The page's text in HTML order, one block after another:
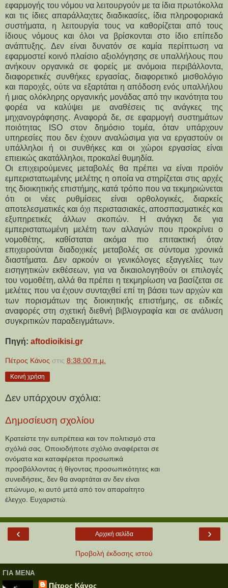
εφαρμογής του νόμου να λειτουργούν με τα ίδια πρωτόκολλα
και τις ίδιες απαράλλαχτες διαδικασίες, ίδια πληροφοριακά
συστήματα, η λειτουργία τους να καθορίζεται από τους
ίδιους νόμους και όλοι να βρίσκονται στο ίδιο επίπεδο
ανάπτυξης. Δεν είναι δυνατόν σε καμία περίπτωση να
εφαρμοστεί κοινό πλαίσιο αξιολόγησης σε υπαλλήλους που
ανήκουν οργανικά σε φορείς με ανόμοια περιβάλλοντα,
διαφορετικές συνθήκες εργασίας, διαφορετικό μισθολόγιο
και παροχές, ούτε να εξαρτάται η απόδοση ενός υπαλλήλου
ή μιας ολόκληρης οργανικής μονάδας από την ικανότητα του
φορέα να καλύψει με αναθέσεις τις ανάγκες της
μηχανογράφησης. Αναφορά δε, σε εφαρμογή συστημάτων
ποιότητας ISO στον δημόσιο τομέα, όταν υπάρχουν
υπηρεσίες που δεν έχουν αναλώσιμα για να εργαστούν οι
υπάλληλοι ή οι συνθήκες και οι χώροι εργασίας είναι
επιεικώς ακατάλληλοι, προκαλεί θυμηδία.
Οι επιχειρούμενες μεταβολές θα πρέπει να είναι προϊόν
εμπεριστατωμένης μελέτης η οποία να στηρίζεται στις αρχές
της διοικητικής επιστήμης, κατά τρόπο που να τεκμηριώνεται
ότι οι νέες ρυθμίσεις είναι ορθολογικές, διαρκείς
αποτελεσματικές και όχι περιστασιακές, αποσπασματικές και
εξυπηρετικές άλλων σκοπών. Η ανάγκη δε για
εμπεριστατωμένη μελέτη των αλλαγών που προκρίνει ο
νομοθέτης, καθίσταται ακόμα πιο επιτακτική όταν
επιχειρούνται διαδοχικές μεταβολές σε σύντομα χρονικά
διαστήματα. Δεν αρκούν οι γενικόλογες εξαγγελίες των
εισηγητικών εκθέσεων, για να δικαιολογηθούν οι επιλογές
του νομοθέτη, αλλά θα πρέπει η τεκμηρίωση να βασίζεται σε
μελέτες που να έχουν συνταχθεί επί τη βάσει των αρχών και
των πορισμάτων της διοικητικής επιστήμης, σε ειδικές
αναφορές στη σχετική διεθνή βιβλιογραφία και σε ανάλυση
συγκριτικών παραδειγμάτων».
Πηγή: aftodioikisi.gr
Πέτρος Κάνος στις 8:38:00 π.μ.
Κοινή χρήση
Δεν υπάρχουν σχόλια:
Δημοσίευση σχολίου
Κρατείστε την ευπρέπεια και τον πολιτισμό στα
σχόλιά σας. Οποιοδήποτε σχόλιο αναφέρεται σε
ονόματα και καταφέρεται προσωπικά
προσβάλλοντας ή θίγοντας προσωπικότητες και
συνειδήσεις, δεν θα αναρτάται αν δεν είναι
επώνυμο, κι αυτό μετά από τον απαραίτητο
έλεγχο. Ευχαριστώ.
‹ ›
Αρχική σελίδα
Προβολή έκδοσης ιστού
ΓΙΑ ΜΕΝΑ
Πέτρος Κάνος